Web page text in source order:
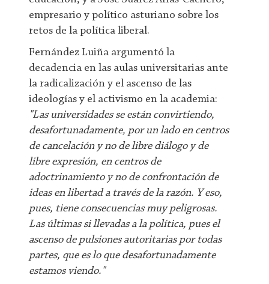
empresario y político asturiano sobre los
retos de la política liberal.
Fernández Luiña argumentó la
decadencia en las aulas universitarias ante
la radicalización y el ascenso de las
ideologías y el activismo en la academia:
"Las universidades se están convirtiendo,
desafortunadamente, por un lado en centros
de cancelación y no de libre diálogo y de
libre expresión, en centros de
adoctrinamiento y no de confrontación de
ideas en libertad a través de la razón. Y eso,
pues, tiene consecuencias muy peligrosas.
Las últimas si llevadas a la política, pues el
ascenso de pulsiones autoritarias por todas
partes, que es lo que desafortunadamente
estamos viendo."